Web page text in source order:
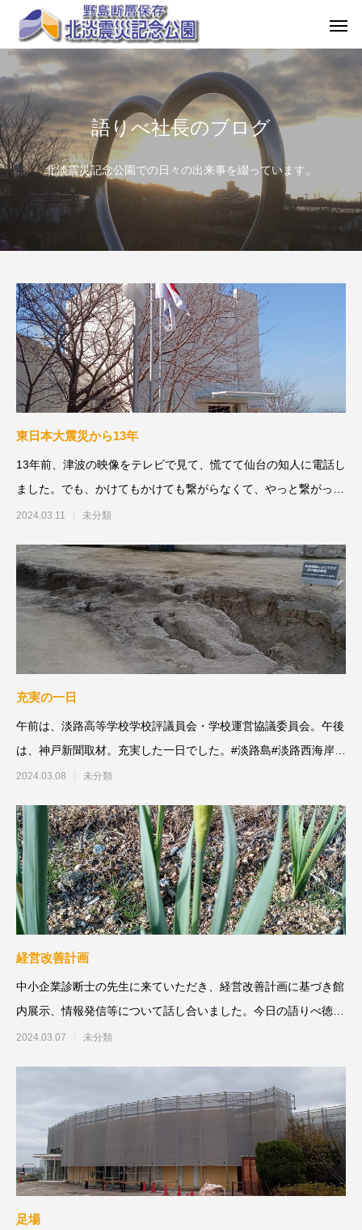
語りべ社長のブログ
北淡震災記念公園での日々の出来事を綴っています。
東日本大震災から13年
13年前、津波の映像をテレビで見て、慌てて仙台の知人に電話し
ました。でも、かけてもかけても繋がらなくて、やっと繋がった
のが3月16日でした。
2024.03.11 未分類
充実の一日
午前は、淡路高等学校学校評議員会・学校運営協議委員会。午後
は、神戸新聞取材。充実した一日でした。#淡路島#淡路西海岸#
北
2024.03.08 未分類
経営改善計画
中小企業診断士の先生に来ていただき、経営改善計画に基づき館
内展示、情報発信等について話し合いました。今日の語りべ徳
島 徳島法人会女性
2024.03.07 未分類
足場